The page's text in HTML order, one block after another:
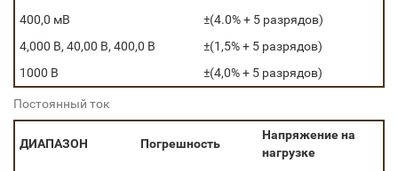
400,0 мВ
±(4.0% + 5 разрядов)
4,000 В, 40,00 В, 400,0 В
±(1,5% + 5 разрядов)
1000 В
±(4,0% + 5 разрядов)
Постоянный ток
ДИАПАЗОН Погрешность
Напряжение на
нагрузке